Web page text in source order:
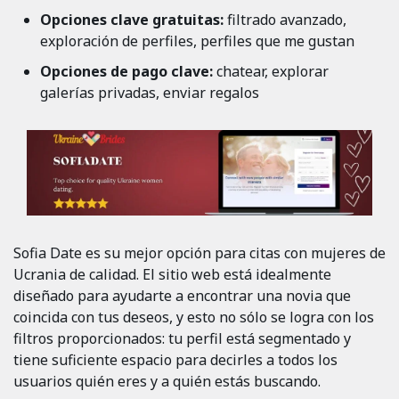
Opciones clave gratuitas:filtrado avanzado,
exploración de perfiles, perfiles que me gustan
Opciones de pago clave:chatear, explorar
galerías privadas, enviar regalos
Sofia Date es su mejor opción para citas con mujeres de
Ucrania de calidad. El sitio web está idealmente
diseñado para ayudarte a encontrar una novia que
coincida con tus deseos, y esto no sólo se logra con los
filtros proporcionados: tu perfil está segmentado y
tiene suficiente espacio para decirles a todos los
usuarios quién eres y a quién estás buscando.